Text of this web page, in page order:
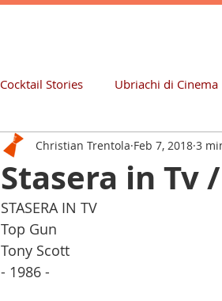
Cocktail Stories Ubriachi di Cinema
Stasera in Tv
Christian Trentola Feb 7, 2018 3
STASERA IN TV
Top Gun
Tony Scott
- 1986 -